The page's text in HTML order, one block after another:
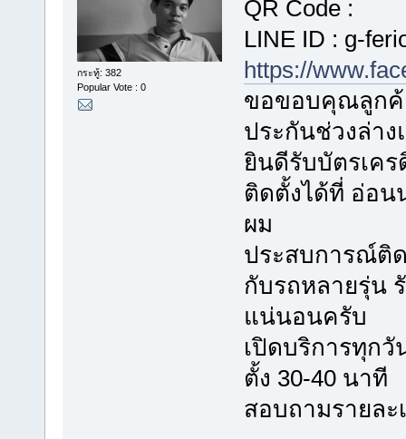
กระทู้: 382
Popular Vote : 0
QR Code :
LINE ID : g-
https://
ขอขอบคุณลูกค้
ประกันช่วงล่า
ยินดีรับบัตรเค
ติดตั้งได้ที่ อ่อน
ผม
ประสบการณ์ติ
กับรถหลายรุ่น
แน่นอนครับ
เปิดบริการทุกวั
ตั้ง 30-40 นาที
สอบถามรายละ